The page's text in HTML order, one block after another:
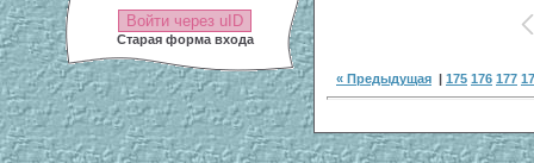
Войти через uID
Старая форма входа
« Предыдущая | 175 176 177